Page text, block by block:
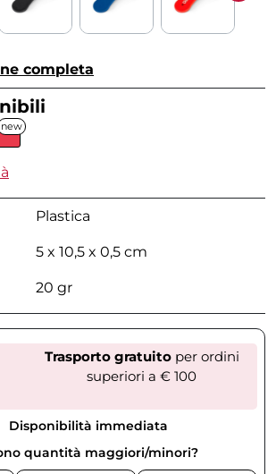
completa
new
Plastica
5 x 10,5 x 0,5 cm
20 gr
Trasporto gratuitoper ordini
superiori a € 100
Disponibilità immediata
quantità maggiori/minori?